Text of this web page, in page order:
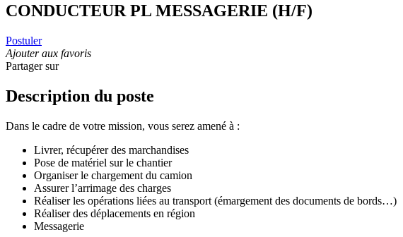
CONDUCTEUR PL MESSAGERIE (H/F)
Postuler
Ajouter aux favoris
Partager sur
Description du poste
Dans le cadre de votre mission, vous serez amené à :
Livrer, récupérer des marchandises
Pose de matériel sur le chantier
Organiser le chargement du camion
Assurer l’arrimage des charges
Réaliser les opérations liées au transport (émargement des documents de bords…)
Réaliser des déplacements en région
Messagerie